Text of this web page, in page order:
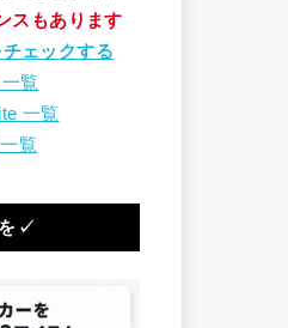
スもあります
ェックする
覧
一覧
覧
を✓